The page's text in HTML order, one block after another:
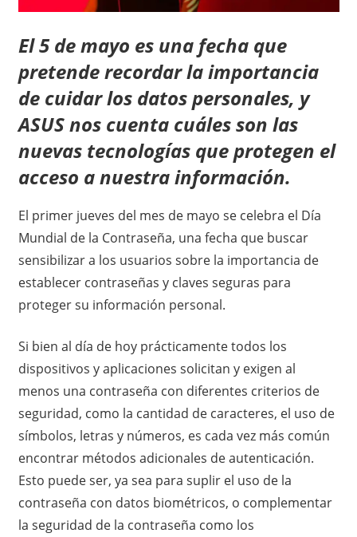
El 5 de mayo es una fecha que
pretende recordar la importancia
de cuidar los datos personales, y
ASUS nos cuenta cuáles son las
nuevas tecnologías que protegen el
acceso a nuestra información.
El primer jueves del mes de mayo se celebra el Día
Mundial de la Contraseña, una fecha que buscar
sensibilizar a los usuarios sobre la importancia de
establecer contraseñas y claves seguras para
proteger su información personal.
Si bien al día de hoy prácticamente todos los
dispositivos y aplicaciones solicitan y exigen al
menos una contraseña con diferentes criterios de
seguridad, como la cantidad de caracteres, el uso de
símbolos, letras y números, es cada vez más común
encontrar métodos adicionales de autenticación.
Esto puede ser, ya sea para suplir el uso de la
contraseña con datos biométricos, o complementar
la seguridad de la contraseña como los